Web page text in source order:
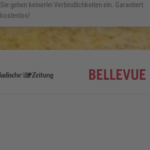
Sie gehen keinerlei Verbindlichkeiten ein. Garantiert
kostenlos!